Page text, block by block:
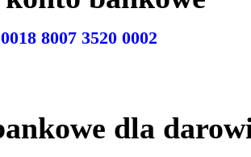
8007 3520 0002
dla